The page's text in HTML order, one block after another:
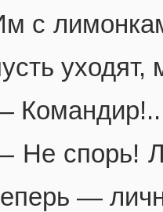
с
Командир!..
Не спорь!
—